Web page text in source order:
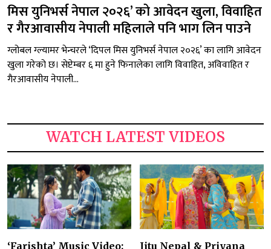
मिस युनिभर्स नेपाल २०२६’ को आवेदन खुला, विवाहित
र गैरआवासीय नेपाली महिलाले पनि भाग लिन पाउने
ग्लोबल ग्ल्यामर भेन्चरले ‘दिपल मिस युनिभर्स नेपाल २०२६’ का लागि आवेदन
खुला गरेको छ। सेप्टेम्बर ६ मा हुने फिनालेका लागि विवाहित, अविवाहित र
गैरआवासीय नेपाली...
WATCH LATEST VIDEOS
‘Farishta’ Music Video:
Jitu Nepal & Priyana